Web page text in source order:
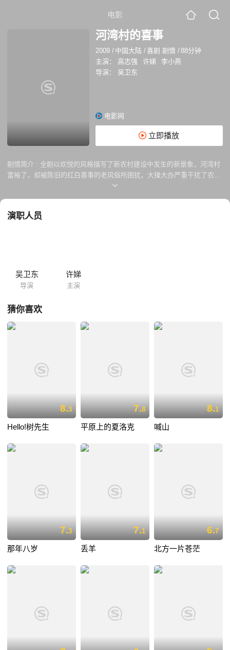
电影
河湾村的喜事
2009 / 中国大陆 /喜剧 剧情 /88分钟
主演：
高志强 许娣
李小燕
导演：
吴卫东
电影网
立即播放
剧情简介 : 全剧以欢悦的风格描写了新农村建设中发生的新景象，河湾村
富裕了，却被陈旧的红白喜事的老风俗所困扰，大操大办严重干扰了农民
的幸福新生活，退伍军人常乐组建了红白喜事理事会，与村里的守旧势力
演职人员
吴卫东
导演
许娣
主演
猜你喜欢
8.3
Hello!树先生
7.8
平原上的夏洛克
8.1
喊山
7.3
那年八岁
7.1
丢羊
6.7
北方一片苍茫